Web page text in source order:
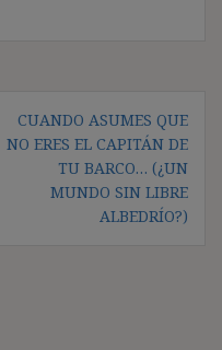
CUANDO ASUMES QUE
NO ERES EL CAPITÁN DE
TU BARCO… (¿UN
MUNDO SIN LIBRE
ALBEDRÍO?)